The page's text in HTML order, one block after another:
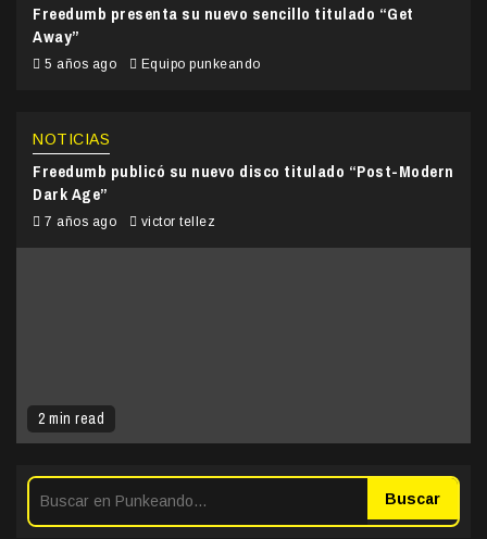
Freedumb presenta su nuevo sencillo titulado “Get
Away”
5 años ago Equipo punkeando
2 min read
NOTICIAS
Freedumb publicó su nuevo disco titulado “Post-Modern
Dark Age”
7 años ago victor tellez
Buscar